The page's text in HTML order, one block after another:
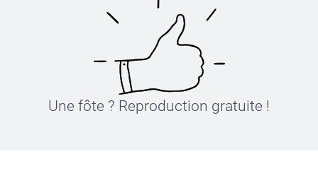
Une fôte ? Reproduction gratuite !